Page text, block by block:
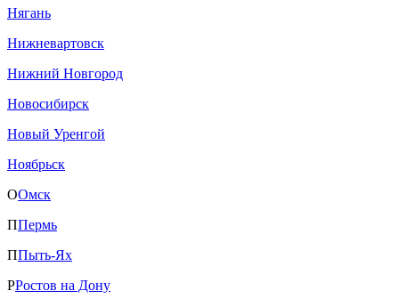
Нягань
Нижневартовск
Нижний Новгород
Новосибирск
Новый Уренгой
Ноябрьск
ООмск
ППермь
ППыть-Ях
РРостов на Дону